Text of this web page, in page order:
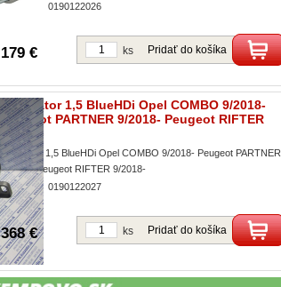
Obj. čislo:
0190122026
179 € Pridať do košíka
ks
Alternátor 1,5 BlueHDi Opel COMBO 9/2018-
Peugeot PARTNER 9/2018- Peugeot RIFTER
9/2018-
Alternátor 1,5 BlueHDi Opel COMBO 9/2018- Peugeot PARTNER
9/2018- Peugeot RIFTER 9/2018-
Obj. čislo: 0190122027
368 € Pridať do košíka
ks